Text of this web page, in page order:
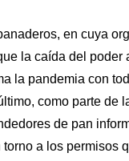
en cuya
la caída del poder
la pandemia con
como parte de
de pan
a los permisos